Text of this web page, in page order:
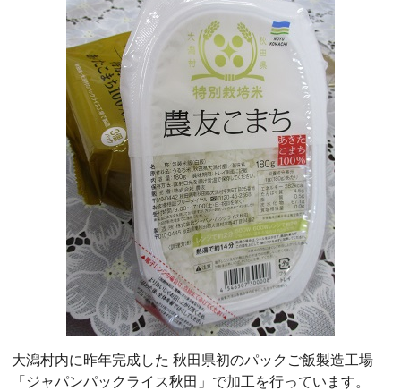
大潟村内に昨年完成した 秋田県初のパックご飯製造工場
「ジャパンパックライス秋田」で加工を行っています。